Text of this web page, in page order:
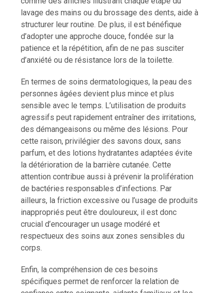
lavage des mains ou du brossage des dents, aide à
structurer leur routine. De plus, il est bénéfique
d’adopter une approche douce, fondée sur la
patience et la répétition, afin de ne pas susciter
d’anxiété ou de résistance lors de la toilette.
En termes de soins dermatologiques, la peau des
personnes âgées devient plus mince et plus
sensible avec le temps. L’utilisation de produits
agressifs peut rapidement entraîner des irritations,
des démangeaisons ou même des lésions. Pour
cette raison, privilégier des savons doux, sans
parfum, et des lotions hydratantes adaptées évite
la détérioration de la barrière cutanée. Cette
attention contribue aussi à prévenir la prolifération
de bactéries responsables d’infections. Par
ailleurs, la friction excessive ou l’usage de produits
inappropriés peut être douloureux, il est donc
crucial d’encourager un usage modéré et
respectueux des soins aux zones sensibles du
corps.
Enfin, la compréhension de ces besoins
spécifiques permet de renforcer la relation de